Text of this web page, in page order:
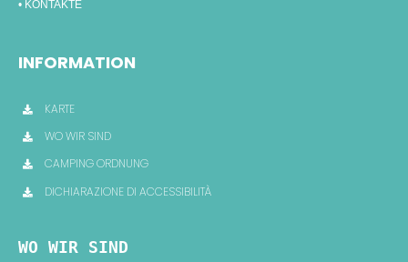
• KONTAKTE
INFORMATION
KARTE
WO WIR SIND
CAMPING ORDNUNG
DICHIARAZIONE DI ACCESSIBILITÀ
WO WIR SIND